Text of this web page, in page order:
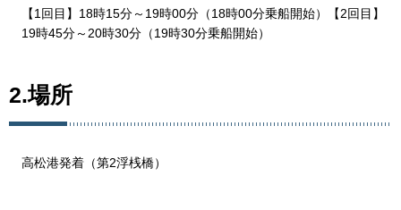
【1回目】18時15分～19時00分（18時00分乗船開始）【2回目】
19時45分～20時30分（19時30分乗船開始）
2.場所
高松港発着（第2浮桟橋）